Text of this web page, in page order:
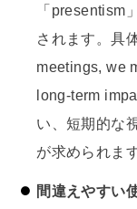
「presentism
されます。具
meetings, we
long-term
い、短期的な
が求められます
間違えやすい